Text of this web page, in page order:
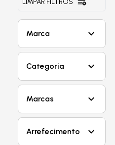
LIMPAR FILTROS
Marca
Categoria
Marcas
Arrefecimento